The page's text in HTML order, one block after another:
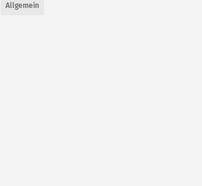
Allgemein